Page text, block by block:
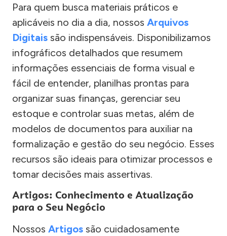
Para quem busca materiais práticos e
aplicáveis no dia a dia, nossos Arquivos
Digitais são indispensáveis. Disponibilizamos
infográficos detalhados que resumem
informações essenciais de forma visual e
fácil de entender, planilhas prontas para
organizar suas finanças, gerenciar seu
estoque e controlar suas metas, além de
modelos de documentos para auxiliar na
formalização e gestão do seu negócio. Esses
recursos são ideais para otimizar processos e
tomar decisões mais assertivas.
Artigos: Conhecimento e Atualização
para o Seu Negócio
Nossos Artigos são cuidadosamente